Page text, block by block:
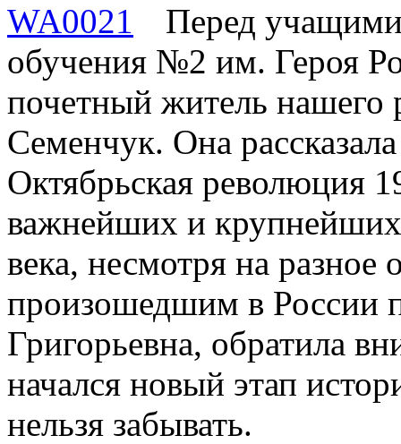
Перед
обучения №2 им. Героя
почетный житель нашего
Семенчук. Она
Октябрьская революция
важнейших и
века, несмотря на
произошедшим в России
Григорьевна, обратила
начался новый этап
нельзя забывать.